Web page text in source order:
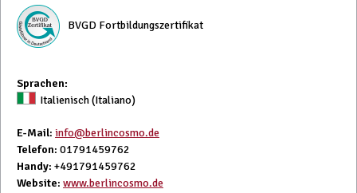
BVGD Fortbildungszertifikat
Sprachen:
Italienisch (Italiano)
E-Mail: info@berlincosmo.de
Telefon: 01791459762
Handy: +491791459762
Website: www.berlincosmo.de